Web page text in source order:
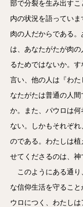
部で分裂を生み出す
内の状況を語っていま
肉の人だからである
は、あなたがたが肉
るためではないか。
言い、他の人は『わ
なたがたは普通の人
か。また、パウロは
ない。しかもそれぞ
のである。わたしは
せてくださるのは、神
このようにある通り
な信仰生活を守るこ
ウロにつく、わたし